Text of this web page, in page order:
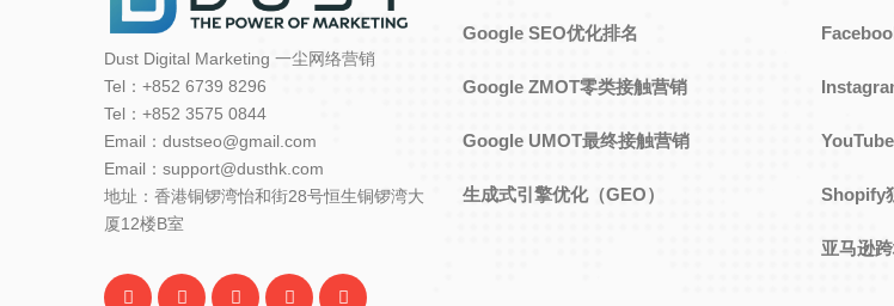
Dust Digital Marketing 一尘网络营销
Tel：+852 6739 8296
Tel：+852 3575 0844
Email：dustseo@gmail.com
Email：support@dusthk.com
地址：香港铜锣湾怡和街28号恒生铜锣湾大
厦12楼B室
Google SEO优化排名
Google ZMOT零类接触营销
Google UMOT最终接触营销
生成式引擎优化（GEO） Shopify
亚马逊